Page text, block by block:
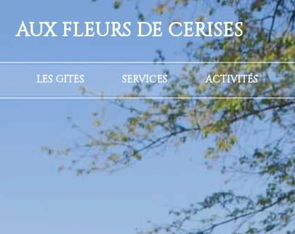
AUX FLEURS DE CERISES
LES GÎTES SERVICES ACTIVITÉS